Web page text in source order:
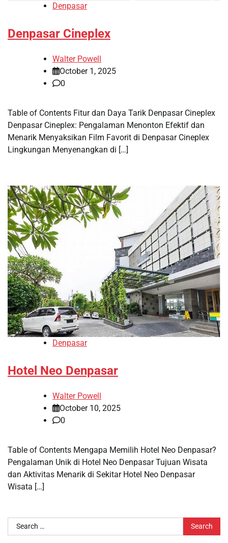
Denpasar
Denpasar Cineplex
Walter Powell
October 1, 2025
0
Table of Contents Fitur dan Daya Tarik Denpasar Cineplex
Denpasar Cineplex: Pengalaman Menonton Efektif dan
Menarik Menyaksikan Film Favorit di Denpasar Cineplex
Lingkungan Menyenangkan di […]
Denpasar
Hotel Neo Denpasar
Walter Powell
October 10, 2025
0
Table of Contents Mengapa Memilih Hotel Neo Denpasar?
Pengalaman Unik di Hotel Neo Denpasar Tujuan Wisata
dan Aktivitas Menarik di Sekitar Hotel Neo Denpasar
Wisata […]
Search
for: